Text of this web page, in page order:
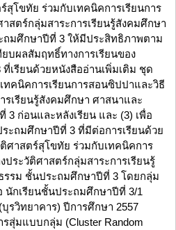
สุโขทัย ร่วมกับเทคนิคการเรียนการ
สตร์กลุ่มสาระการเรียนรู้สังคมศึกษา
มศึกษาปีที่ 3 ให้มีประสิทธิภาพตาม
บผลสัมฤทธิ์ทางการเรียนของ
เรียนด้วยหนังสืออ่านเพิ่มเติม ชุด
คนิคการเรียนการสอนซิปปาและวิธี
รเรียนรู้สังคมศึกษา ศาสนาและ
ก่อนและหลังเรียน และ (3) เพื่อ
ะถมศึกษาปีที่ 3 ที่มีต่อการเรียนด้วย
ศาสตร์สุโขทัย ร่วมกับเทคนิคการ
ระวัติศาสตร์กลุ่มสาระการเรียนรู้
รม ชั้นประถมศึกษาปีที่ 3 โดยกลุ่ม
นักเรียนชั้นประถมศึกษาปีที่ 3/1
บุรวิทยาคาร) ปีการศึกษา 2557
สุ่มแบบกลุ่ม (Cluster Random